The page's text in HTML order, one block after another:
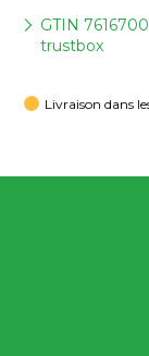
GTIN
trustbox
Livraison dans